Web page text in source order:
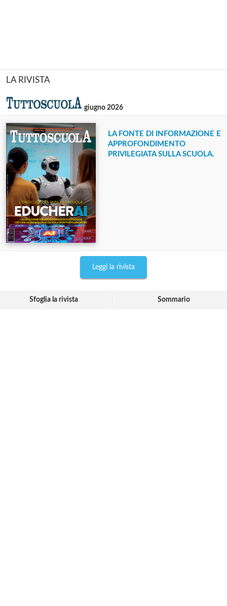
LA RIVISTA
giugno 2026
LA FONTE DI INFORMAZIONE E
APPROFONDIMENTO
PRIVILEGIATA SULLA SCUOLA.
Leggi la rivista
Sfoglia la rivista Sommario